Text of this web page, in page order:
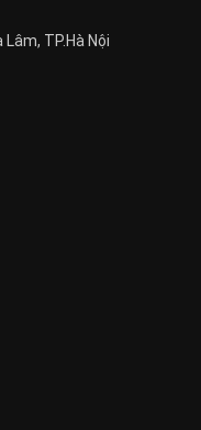
Lâm, TP.Hà Nội